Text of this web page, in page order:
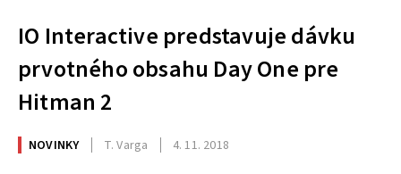
IO Interactive predstavuje dávku
prvotného obsahu Day One pre
Hitman 2
NOVINKY T. Varga 4. 11. 2018